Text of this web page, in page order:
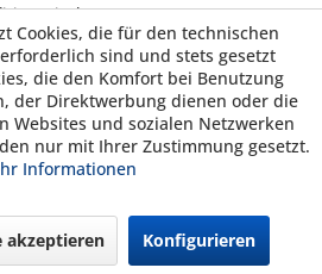
mit Shopware
Cookies, die für den technischen
sind und stets gesetzt
die den Komfort bei Benutzung
der Direktwerbung dienen oder die
Websites und sozialen Netzwerken
nur mit Ihrer Zustimmung gesetzt.
Informationen
akzeptieren Konfigurieren